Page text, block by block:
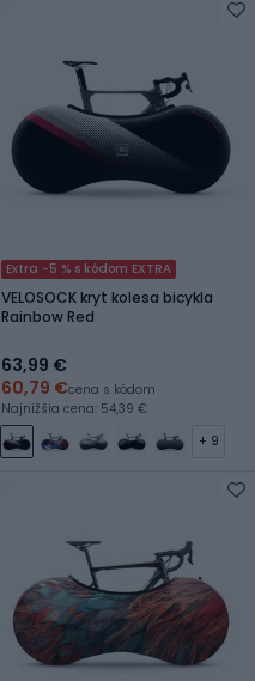
Extra -5 % s kódom EXTRA
VELOSOCK kryt kolesa bicykla
Rainbow Red
63,99 €
60,79 €cena s kódom
Najnižšia cena: 54,39 €
+ 9